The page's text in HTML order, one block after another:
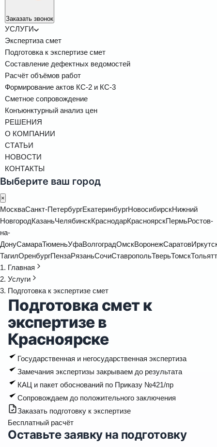
Заказать звонок
УСЛУГИ
Экспертиза смет
Подготовка к экспертизе смет
Составление дефектных ведомостей
Расчёт объёмов работ
Формирование актов КС-2 и КС-3
Сметное сопровождение
Конъюнктурный анализ цен
РЕШЕНИЯ
О КОМПАНИИ
СТАТЬИ
НОВОСТИ
КОНТАКТЫ
Выберите ваш город
×
МоскваСанкт-ПетербургЕкатеринбургНовосибирскНижний
НовгородКазаньЧелябинскКраснодарКрасноярскПермьРостов-
на-
ДонуСамараТюменьУфаВолгоградОмскВоронежСаратов
ТагилОренбургПензаРязаньСочиСтавропольТверьТомск
Главная
Услуги
Подготовка к экспертизе смет
Подготовка смет к
экспертизе в
Красноярске
Государственная и негосударственная экспертиза
Замечания экспертизы закрываем до результата
КАЦ и пакет обоснований по Приказу №421/пр
Сопровождаем до положительного заключения
Заказать подготовку к экспертизе
Бесплатный расчёт
Оставьте заявку на подготовку